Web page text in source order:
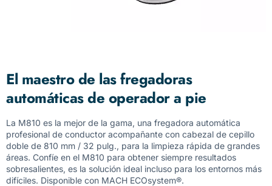
El maestro de las fregadoras
automáticas de operador a pie
La M810 es la mejor de la gama, una fregadora automática
profesional de conductor acompañante con cabezal de cepillo
doble de 810 mm / 32 pulg., para la limpieza rápida de grandes
áreas. Confíe en el M810 para obtener siempre resultados
sobresalientes, es la solución ideal incluso para los entornos más
difíciles. Disponible con MACH ECOsystem®.